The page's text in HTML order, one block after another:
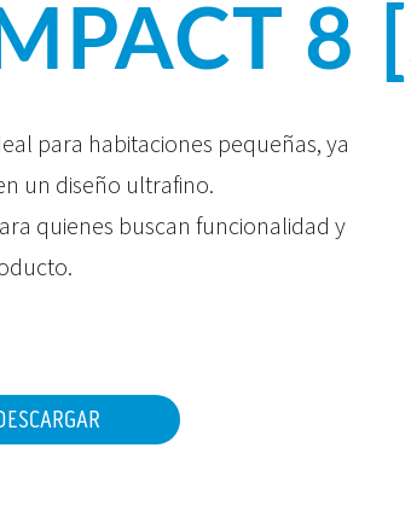
8
para habitaciones pequeñas, ya
un diseño ultrafino.
quienes buscan funcionalidad y